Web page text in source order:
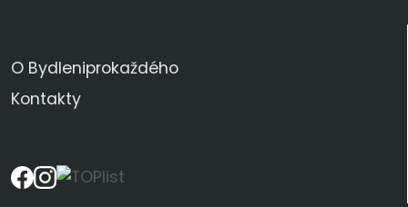
O Bydleniprokaždého
Kontakty